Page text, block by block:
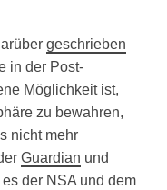
geschrieben
in der Post-
Möglichkeit ist,
zu bewahren,
nicht mehr
Guardian und
der NSA und dem